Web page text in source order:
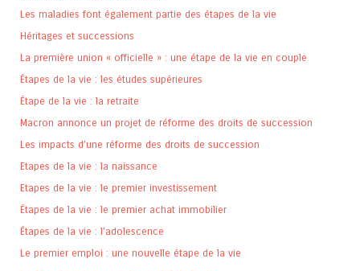
Les maladies font également partie des étapes de la vie
Héritages et successions
La première union « officielle » : une étape de la vie en couple
Étapes de la vie : les études supérieures
Étape de la vie : la retraite
Macron annonce un projet de réforme des droits de succession
Les impacts d’une réforme des droits de succession
Etapes de la vie : la naissance
Etapes de la vie : le premier investissement
Étapes de la vie : le premier achat immobilier
Étapes de la vie : l’adolescence
Le premier emploi : une nouvelle étape de la vie